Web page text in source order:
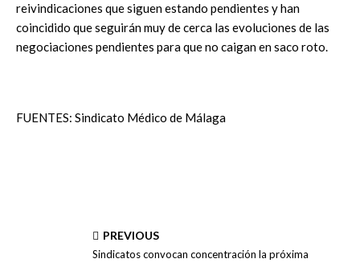
reivindicaciones que siguen estando pendientes y han
coincidido que seguirán muy de cerca las evoluciones de las
negociaciones pendientes para que no caigan en saco roto.
FUENTES: Sindicato Médico de Málaga
PREVIOUS
Sindicatos convocan concentración la próxima